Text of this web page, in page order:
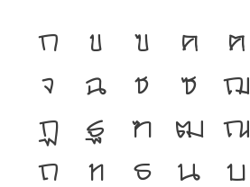
ก ข ฃ ค ฅ
จ
ฉ ช ซ ฌ
ฏ
ฐ ฑ ฒ ณ
ถ
ท ธ น บ